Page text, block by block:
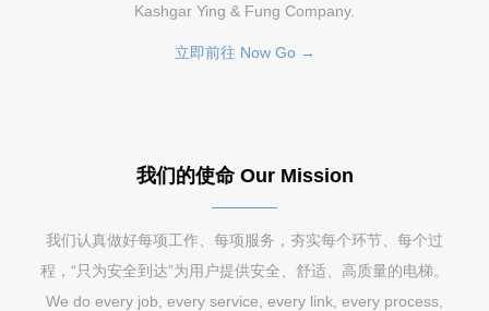
Kashgar Ying & Fung Company.
立即前往 Now Go →
我们的使命 Our Mission
我们认真做好每项工作、每项服务，夯实每个环节、每个过
程，“只为安全到达”为用户提供安全、舒适、高质量的电梯。
We do every job, every service, every link, every process,